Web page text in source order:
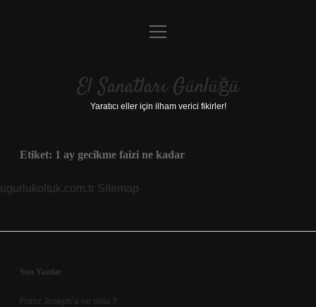
Anasayfa
Yasal Uyarı
menüyü
El Sanatları Günlüğü
Yaratıcı eller için ilham verici fikirler!
Etiket: 1 ay gecikme faizi ne kadar
ugurlukoltuk.com.tr Sitemap
Sidebar
Son Yazılar
Franz Joseph’a ne oldu ?